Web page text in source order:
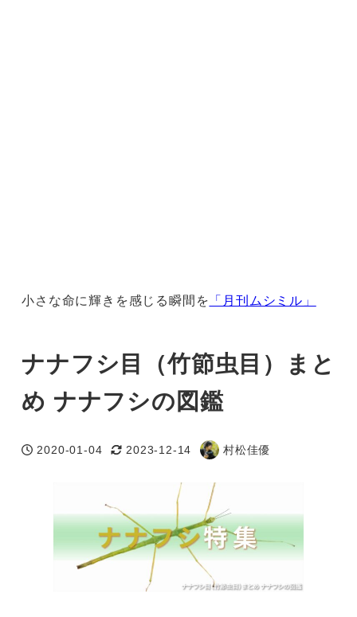
小さな命に輝きを感じる瞬間を 「月刊ムシミル」
ナナフシ目（竹節虫目）まと
め ナナフシの図鑑
投稿日
2020-01-04
更新日
2023-12-14
著
村松佳優